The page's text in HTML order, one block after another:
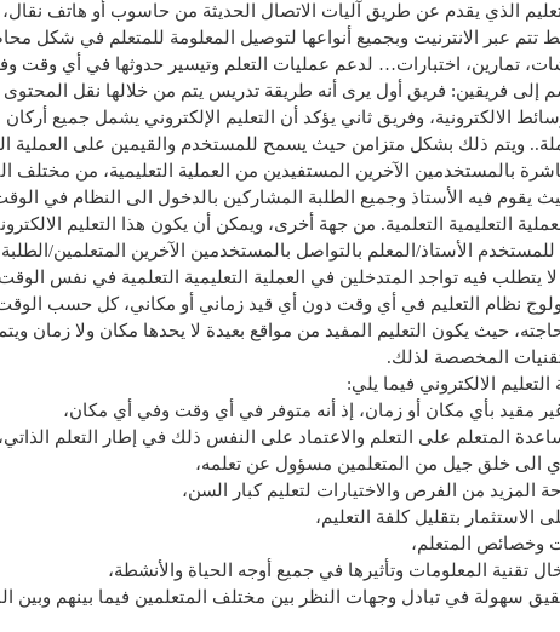
الذي يقدم عن طريق آليات الاتصال الحديثة من حاسوب أو هاتف نقال،
تتم عبر الانترنيت وبجميع أنواعها لتوصيل المعلومة للمتعلم في شكل
تمارين، اختبارات… لدعم عمليات التعلم وتيسير حدوثها في أي وقت
إلى فريقين: فريق أول يرى أنه طريقة تدريس يتم من خلالها نقل المحتوى
الالكترونية، وفريق ثاني يؤكد أن التعليم الإلكتروني يشمل جميع أركان
ويتم ذلك بشكل متزامن حيث يسمح للمستخدم والقيمين على العملية
بالمستخدمين الآخرين المستفيدين من العملية التعليمية، من مختلف
حيث يقوم فيه الأستاذ وجميع الطلبة المشاركين بالدخول الى النظام في
التعليمية التعلمية. من جهة أخرى، ويمكن أن يكون هذا التعليم
الأستاذ/المعلم بالتواصل بالمستخدمين الآخرين المتعلمين/
يتطلب فيه تواجد المتدخلين في العملية التعليمية التعلمية في نفس
نظام التعليم في أي وقت دون أي قيد زماني أو مكاني، كل حسب
حيث يكون التعليم المفيد من مواقع بعيدة لا يحدها مكان ولا زمان
المخصصة لذلك.
الالكتروني فيما يلي:
غير مقيد بأي مكان أو زمان، إذ أنه متوفر في أي وقت وفي أي مكان،
المتعلم على التعلم والاعتماد على النفس ذلك في إطار التعلم
الى خلق جيل من المتعلمين مسؤول عن تعلمه،
المزيد من الفرص والاختيارات لتعليم كبار السن،
الاستثمار بتقليل كلفة التعليم،
وخصائص المتعلم،
تقنية المعلومات وتأثيرها في جميع أوجه الحياة والأنشطة،
سهولة في تبادل وجهات النظر بين مختلف المتعلمين فيما بينهم وبين